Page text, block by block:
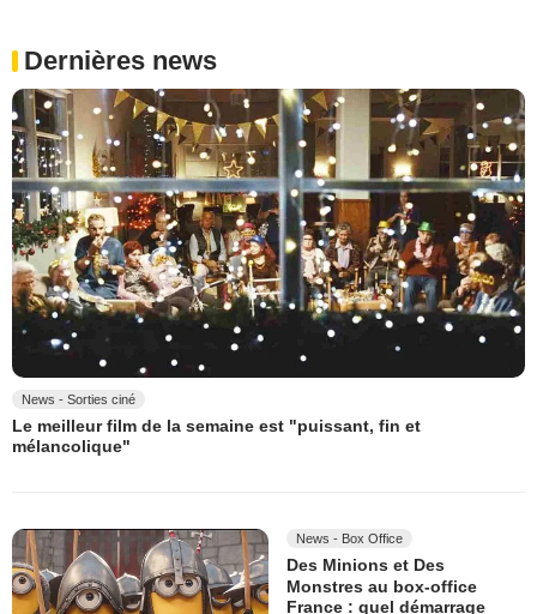
Dernières news
News - Sorties ciné
Le meilleur film de la semaine est "puissant, fin et
mélancolique"
News - Box Office
Des Minions et Des
Monstres au box-office
France : quel démarrage